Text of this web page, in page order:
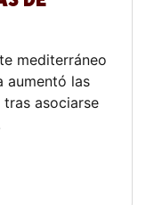
mediterráneo
aumentó las
asociarse